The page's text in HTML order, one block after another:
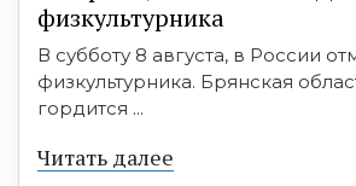
физкультурника
В субботу 8 августа, в России
физкультурника. Брянская
гордится ...
Читать далее